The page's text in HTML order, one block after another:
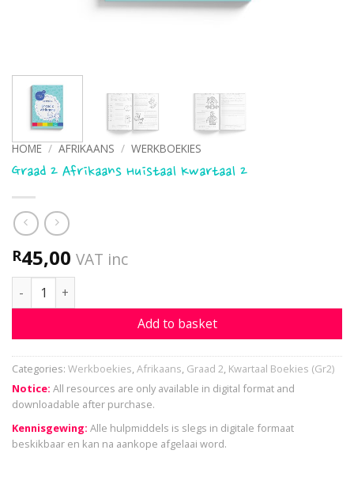
HOME / AFRIKAANS / WERKBOEKIES
Graad 2 Afrikaans Huistaal Kwartaal 2
R45,00 VAT inc
Graad 2 Afrikaans Huistaal Kwartaal 2 quantity
Add to basket
Categories: Werkboekies,Afrikaans, Graad 2, Kwartaal Boekies (Gr2)
Notice: All resources are only available in digital format and
downloadable after purchase.
Kennisgewing: Alle hulpmiddels is slegs in digitale formaat
beskikbaar en kan na aankope afgelaai word.